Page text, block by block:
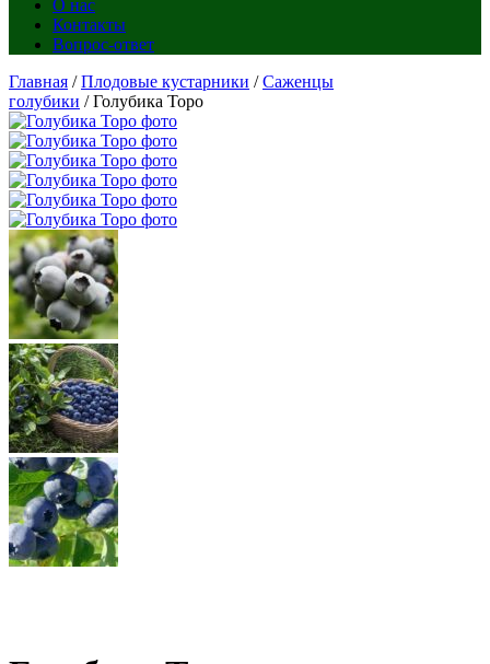
О нас
Контакты
Вопрос-ответ
Главная /Плодовые кустарники /Саженцы
голубики / Голубика Торо